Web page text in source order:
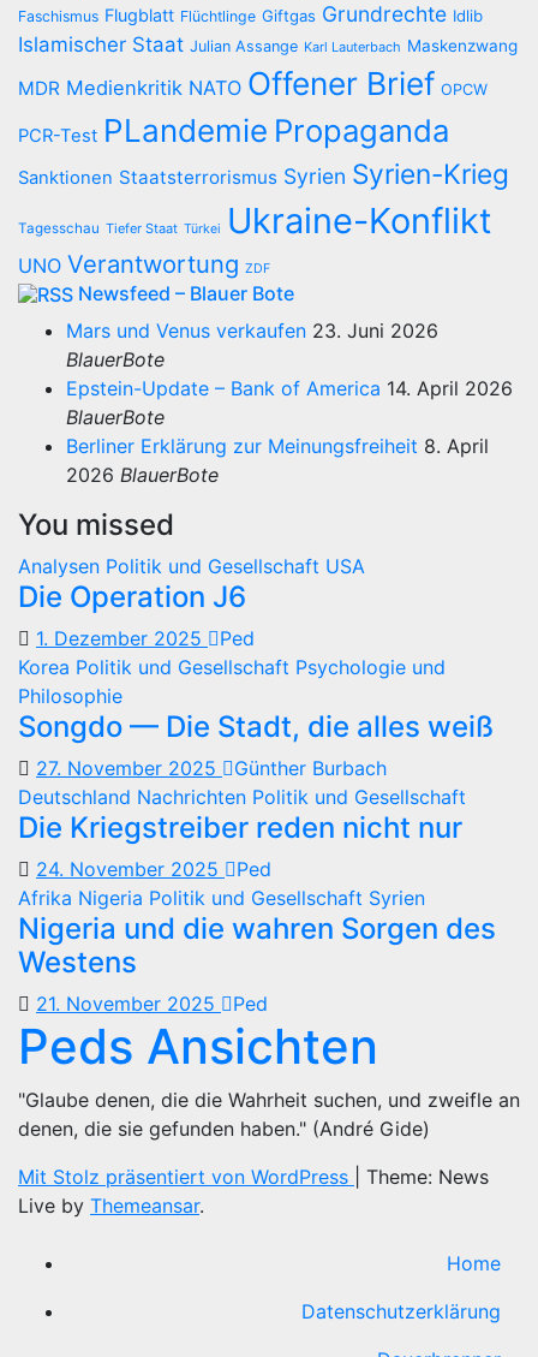
Faschismus Flugblatt Flüchtlinge Giftgas Grundrechte Idlib
Islamischer Staat Julian Assange Karl Lauterbach Maskenzwang
MDR Medienkritik NATO Offener Brief OPCW
PCR-Test PLandemie Propaganda
Sanktionen Staatsterrorismus Syrien Syrien-Krieg
Tagesschau Tiefer Staat Türkei Ukraine-Konflikt
UNO Verantwortung ZDF
Newsfeed – Blauer Bote
Mars und Venus verkaufen 23. Juni 2026
BlauerBote
Epstein-Update – Bank of America 14. April 2026
BlauerBote
Berliner Erklärung zur Meinungsfreiheit 8. April
2026 BlauerBote
You missed
Analysen Politik und Gesellschaft USA
Die Operation J6
1. Dezember 2025
Ped
Korea Politik und Gesellschaft Psychologie und
Philosophie
Songdo — Die Stadt, die alles weiß
27. November 2025
Günther Burbach
Deutschland Nachrichten Politik und Gesellschaft
Die Kriegstreiber reden nicht nur
24. November 2025
Ped
Afrika Nigeria Politik und Gesellschaft Syrien
Nigeria und die wahren Sorgen des
Westens
21. November 2025 Ped
Peds Ansichten
"Glaube denen, die die Wahrheit suchen, und zweifle an
denen, die sie gefunden haben." (André Gide)
Mit Stolz präsentiert von WordPress
Theme: News
Live by Themeansar.
Home
Datenschutzerklärung